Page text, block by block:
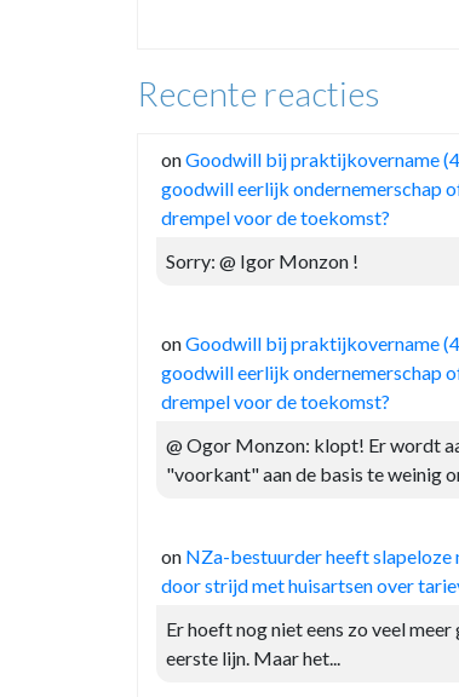
Recente reacties
onGoodwill bij praktijkovername
goodwill eerlijk ondernemerschap
drempel voor de toekomst?
Sorry: @ Igor Monzon !
onGoodwill bij praktijkovername
goodwill eerlijk ondernemerschap
drempel voor de toekomst?
@ Ogor Monzon: klopt! Er wordt
"voorkant" aan de basis te weinig
on NZa-bestuurder heeft slapeloze
door strijd met huisartsen over
Er hoeft nog niet eens zo veel meer
eerste lijn. Maar het...